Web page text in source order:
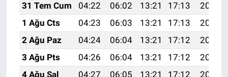
31 Tem Cum
04:22 06:02 13:21 17:13
20:30
1 Ağu Cts
04:23 06:03 13:21 17:13
20:29
2 Ağu Paz
04:24 06:04 13:21 17:12
20:28
3 Ağu Pts
04:26 06:04 13:21 17:12
20:27
4 Ağu Sal
04:27 06:05 13:21 17:12
20:26